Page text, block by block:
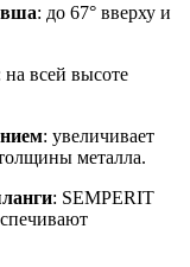
: до 67° вверху и
на всей высоте
: увеличивает
металла.
: SEMPERIT